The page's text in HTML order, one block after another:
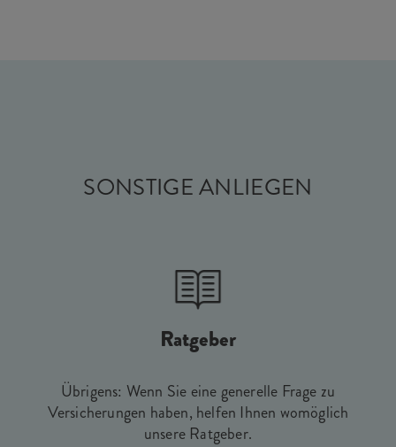
SONSTIGE ANLIEGEN
Ratgeber
Übrigens: Wenn Sie eine generelle Frage zu
Versicherungen haben, helfen Ihnen womöglich
unsere Ratgeber.